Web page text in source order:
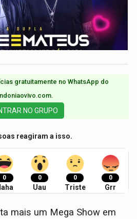
gratuitamente no WhatsApp do
NO GRUPO
reagiram a isso.
0 0
Uau
0
Triste
0
Grr
mais um Mega Show em